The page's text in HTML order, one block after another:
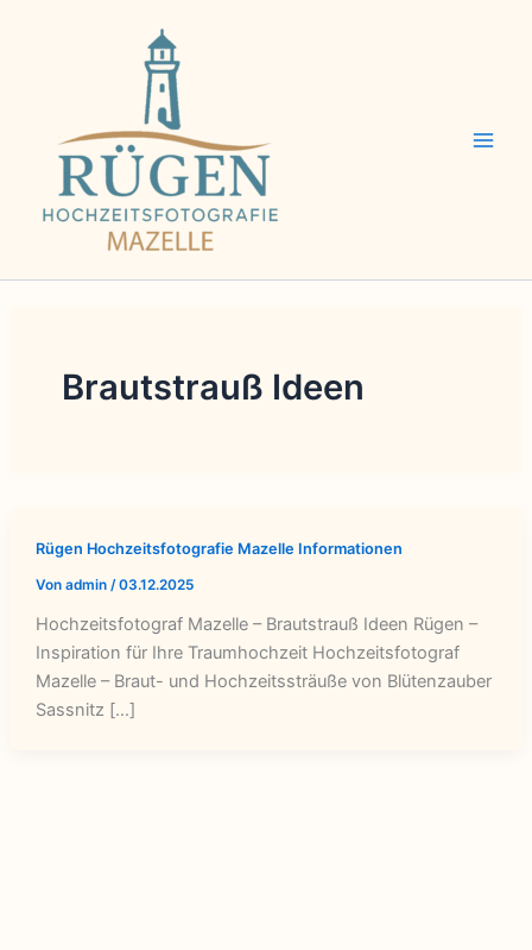
Brautstrauß Ideen
Rügen Hochzeitsfotografie Mazelle Informationen
Von admin /03.12.2025
Hochzeitsfotograf Mazelle – Brautstrauß Ideen Rügen –
Inspiration für Ihre Traumhochzeit Hochzeitsfotograf
Mazelle – Braut- und Hochzeitssträuße von Blütenzauber
Sassnitz […]